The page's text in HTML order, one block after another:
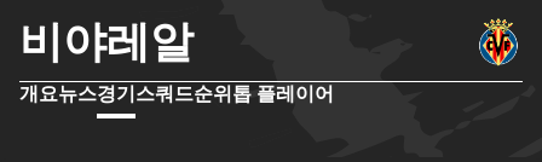
비야레알
개요뉴스경기 스쿼드순위 톱 플레이어